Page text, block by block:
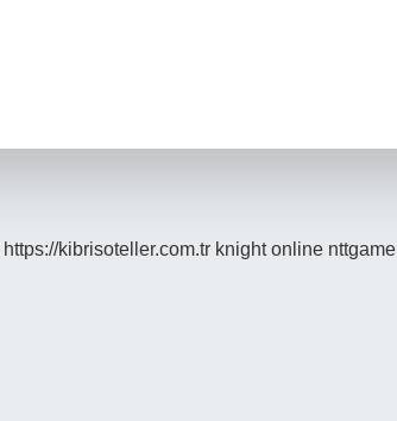
https://kibrisoteller.com.tr knight online nttgame